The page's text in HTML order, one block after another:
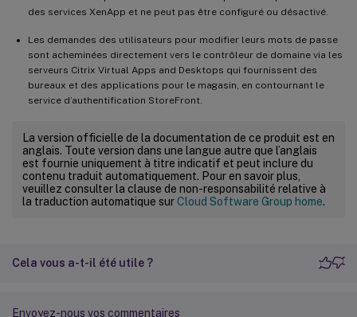
des services XenApp et ne peut pas être configuré ou désactivé.
Les demandes des utilisateurs pour modifier leurs mots de passe
sont acheminées directement vers le contrôleur de domaine via les
serveurs Citrix Virtual Apps and Desktops qui fournissent des
bureaux et des applications pour le magasin, en contournant le
service d’authentification StoreFront.
La version officielle de la documentation de ce produit est en
anglais. Toute version dans une langue autre que l’anglais
est fournie uniquement à titre indicatif et peut inclure du
contenu traduit automatiquement. Pour en savoir plus,
veuillez consulter la clause de non-responsabilité relative à
la traduction automatique surCloud Software Group home.
Cela vous a-t-il été utile ?
Envoyez-nous vos commentaires